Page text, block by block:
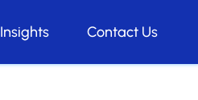
Insights Contact Us